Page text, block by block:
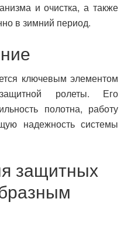
и очистка, а также
в зимний период.
ключевым элементом
ролеты. Его
полотна, работу
надежность системы
защитных